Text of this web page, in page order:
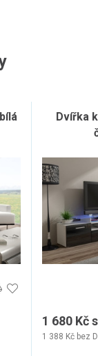
Dvířka
1 680 Kč
1 388 Kč bez